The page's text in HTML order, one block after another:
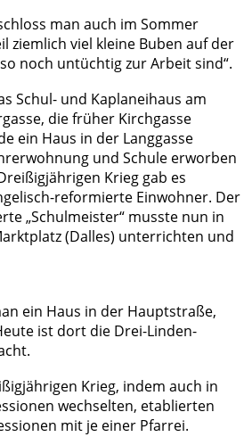
man auch im Sommer
ziemlich viel kleine Buben auf der
noch untüchtig zur Arbeit sind“.
Schul- und Kaplaneihaus am
die früher Kirchgasse
ein Haus in der Langgasse
und Schule erworben
Krieg gab es
reformierte Einwohner. Der
„Schulmeister“ musste nun in
(Dalles) unterrichten und
ein Haus in der Hauptstraße,
ist dort die Drei-Linden-
Krieg, indem auch in
wechselten, etablierten
mit je einer Pfarrei.